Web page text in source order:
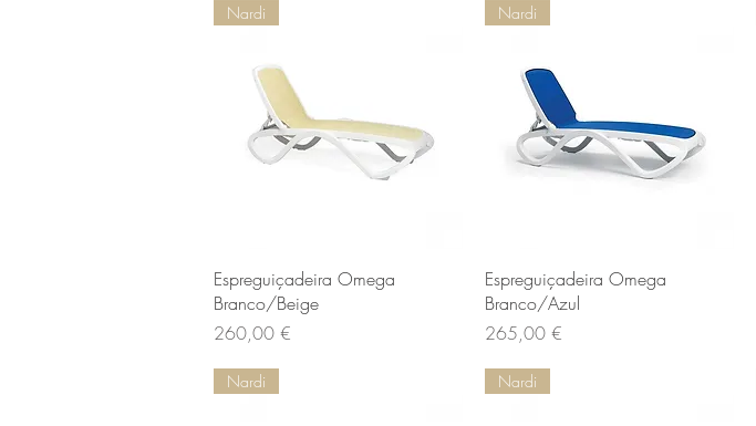
Vista rapida
Nardi
Espreguiçadeira Omega
Branco/Beige
Prezzo
260,00 €
Vista rapida
Nardi
Espreguiçadeira Omega
Branco/Azul
Prezzo
265,00 €
Nardi Nardi